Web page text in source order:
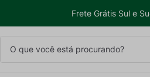
Frete Grátis Sul e